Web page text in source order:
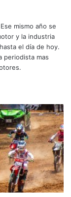
mismo año se
y la industria
el día de hoy.
periodista mas